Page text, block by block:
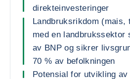
direkteinvesteringer
Landbruksrikdom (mais,
med en landbrukssektor
av BNP og sikrer
70 % av befolkningen
Potensial for utvikling